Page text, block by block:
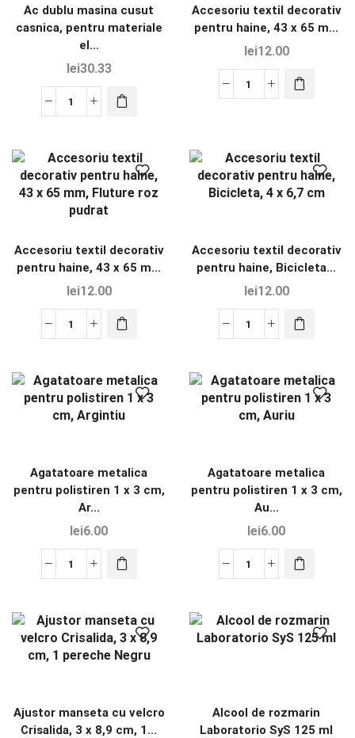
Ac dublu masina cusut
casnica, pentru materiale
el...
lei30.33
Accesoriu textil decorativ
pentru haine, 43 x 65 m...
lei12.00
Accesoriu textil decorativ
pentru haine, 43 x 65 m...
lei12.00
Accesoriu textil decorativ
pentru haine, Bicicleta...
lei12.00
Agatatoare metalica
pentru polistiren 1 x 3 cm,
Ar...
lei6.00
Agatatoare metalica
pentru polistiren 1 x 3 cm,
Au...
lei6.00
Ajustor manseta cu velcro
Crisalida, 3 x 8,9 cm, 1...
Alcool de rozmarin
Laboratorio SyS 125 ml